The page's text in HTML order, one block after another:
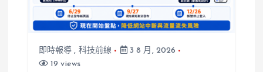
即時報導 , 科技前線
3 8 月, 2026
19 views